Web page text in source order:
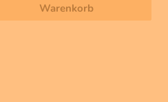
Warenkorb